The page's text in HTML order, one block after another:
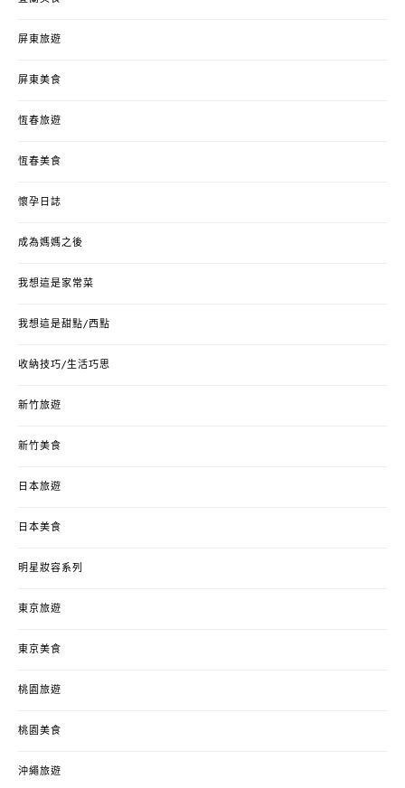
屏東旅遊
屏東美食
恆春旅遊
恆春美食
懷孕日誌
成為媽媽之後
我想這是家常菜
我想這是甜點/西點
收納技巧/生活巧思
新竹旅遊
新竹美食
日本旅遊
日本美食
明星妝容系列
東京旅遊
東京美食
桃園旅遊
桃園美食
沖繩旅遊